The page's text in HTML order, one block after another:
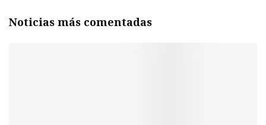
Noticias más comentadas